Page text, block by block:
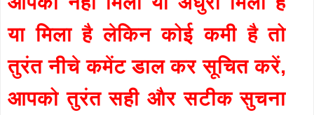
या मिला है लेकिन कोई कमी है तो
तुरंत नीचे कमेंट डाल कर सूचित करें,
आपको तुरंत सही और सटीक सुचना